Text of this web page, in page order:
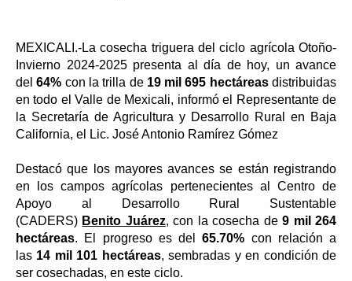
MEXICALI.-La cosecha triguera del ciclo agrícola Otoño-
Invierno 2024-2025 presenta al día de hoy, un avance
del64% con la trilla de 19 mil 695 hectáreasdistribuidas
en todo el Valle de Mexicali, informó el Representante de
la Secretaría de Agricultura y Desarrollo Rural en Baja
California, el Lic. José Antonio Ramírez Gómez
Destacó que los mayores avances se están registrando
en los campos agrícolas pertenecientes al Centro de
Apoyo al Desarrollo Rural Sustentable
(CADERS) Benito Juárez, con la cosecha de9 mil 264
hectáreas. El progreso es del65.70% con relación a
las 14 mil 101 hectáreas, sembradas y en condición de
ser cosechadas, en este ciclo.